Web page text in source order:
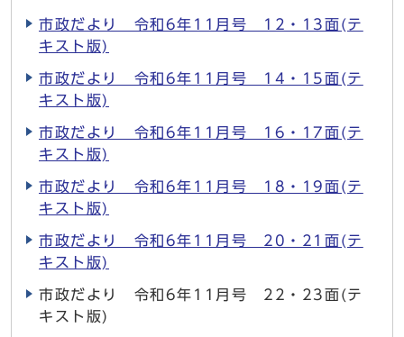
市政だより 令和6年11月号 12・13面(テ
キスト版)
市政だより 令和6年11月号 14・15面(テ
キスト版)
市政だより 令和6年11月号 16・17面(テ
キスト版)
市政だより 令和6年11月号 18・19面(テ
キスト版)
市政だより 令和6年11月号 20・21面(テ
キスト版)
市政だより 令和6年11月号 22・23面(テ
キスト版)